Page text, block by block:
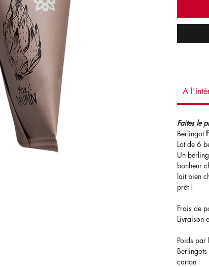
A
Faites le
Berlingot
Lot de 6
Un
bonheur
lait bien
prêt !
Frais de
Livraison
Poids
carton